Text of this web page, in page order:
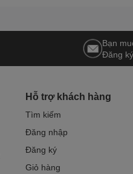
Bạn
Đăng
Hỗ trợ khách hàng
Tìm kiếm
Đăng nhập
Đăng ký
Giỏ hàng